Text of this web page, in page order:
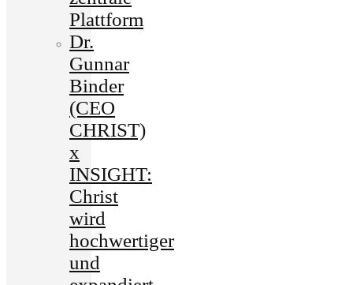
Plattform
Dr.
Gunnar
Binder
(CEO
CHRIST)
x
INSIGHT:
Christ
wird
hochwertiger
und